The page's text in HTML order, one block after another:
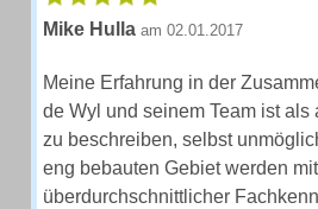
Mike Hulla am 02.01.2017
Meine Erfahrung in der
de Wyl und seinem Team ist als
zu beschreiben, selbst
eng bebauten Gebiet werden
überdurchschnittlicher